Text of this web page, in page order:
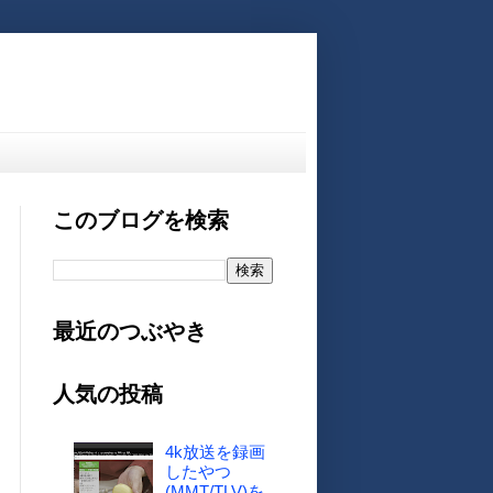
このブログを検索
最近のつぶやき
人気の投稿
4k放送を録画
したやつ